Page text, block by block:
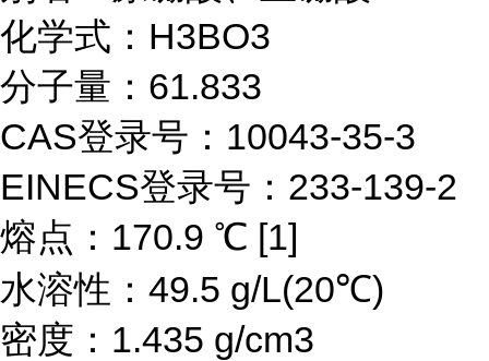
化学式：H3BO3
分子量：61.833
CAS登录号：10043-35-3
EINECS登录号：233-139-2
熔点：170.9 ℃ [1]
水溶性：49.5 g/L(20℃)
密度：1.435 g/cm3